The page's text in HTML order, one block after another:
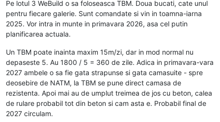
Pe lotul 3 WeBuild o sa foloseasca TBM. Doua bucati, cate unul
pentru fiecare galerie. Sunt comandate si vin in toamna-iarna
2025. Vor intra in munte in primavara 2026, asa cel putin
planificarea actuala.
Un TBM poate inainta maxim 15m/zi, dar in mod normal nu
depaseste 5. Au 1800 / 5 = 360 de zile. Adica in primavara-vara
2027 ambele o sa fie gata strapunse si gata camasuite - spre
deosebire de NATM, la TBM se pune direct camasa de
rezistenta. Apoi mai au de umplut treimea de jos cu beton, calea
de rulare probabil tot din beton si cam asta e. Probabil final de
2027 circulam.